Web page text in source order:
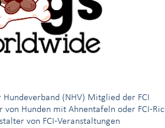
(NHV) Mitglied der FCI
von Hunden mit Ahnentafeln oder FCI-
von FCI-Veranstaltungen